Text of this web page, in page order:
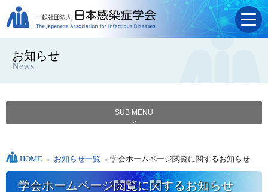
お知らせ
News
SUB MENU
HOME » お知らせ一覧 » 学会ホームページ閲覧に関するお知らせ
学会ホームページ閲覧に関するお知らせ